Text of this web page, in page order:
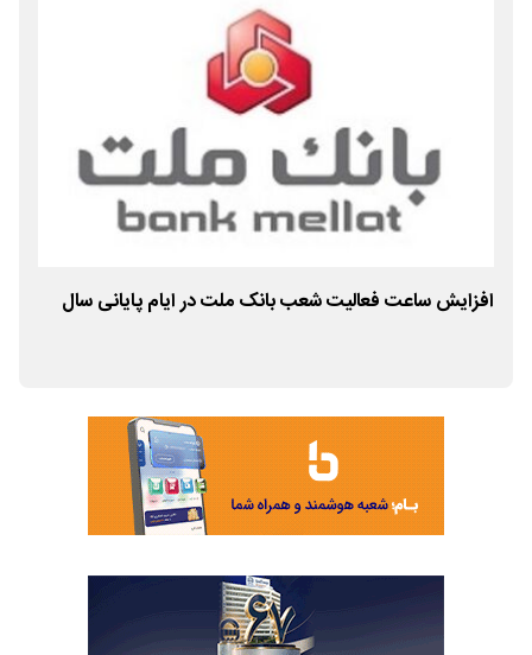
افزایش ساعت فعالیت شعب بانک ملت در ایام پایانی سال